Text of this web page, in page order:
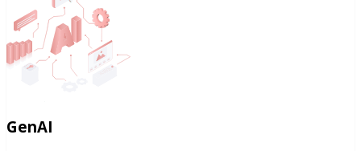
GenAI